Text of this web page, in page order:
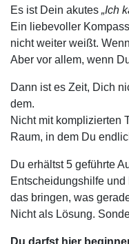
Es ist Dein akutes „Ich
Ein liebevoller
nicht weiter weißt.
Aber vor allem, wenn
Dann ist es Zeit, Dich
dem.
Nicht mit komplizierten
Raum, in dem Du
Du erhältst 5 geführte
Entscheidungshilfe
das bringen, was
Nicht als Lösung.
Du darfst hier